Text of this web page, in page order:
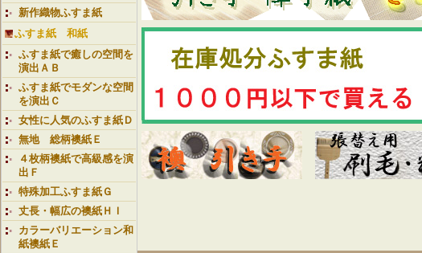
新作織物ふすま紙
ふすま紙 和紙
ふすま紙で癒しの空間を
演出ＡＢ
ふすま紙でモダンな空間
を演出Ｃ
女性に人気のふすま紙Ｄ
無地 総柄襖紙Ｅ
４枚柄襖紙で高級感を演
出Ｆ
特殊加工ふすま紙Ｇ
丈長・幅広の襖紙ＨＩ
カラーバリエーション和
紙襖紙Ｅ